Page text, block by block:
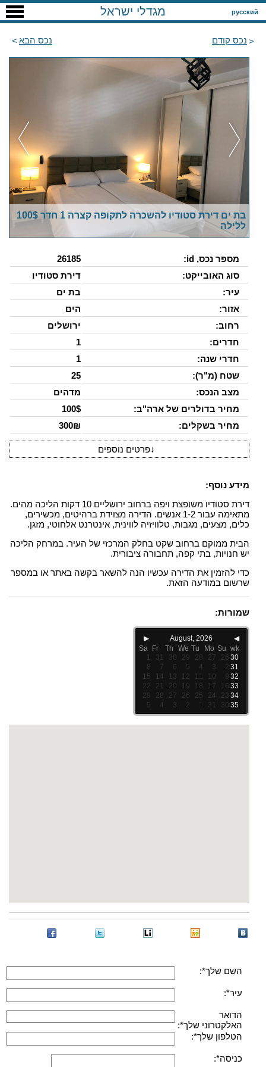
русский מגדלי ישראל
נכס קודם נכס הבא
בת ים דירת סטודיו להשכרה לתקופה קצרה 1 חדר 100$
ללילה
מספר נכס, id:
26185
סוג האובייקט:
דירת סטודיו
עיר:
בת ים
אזור:
הים
רחוב:
ירושלים
חדרים:
1
חדרי שנה:
1
שטח (מ"ר):
25
מצב הנכס:
מדהים
מחיר בדולרים של ארה"ב:
100$
מחיר בשקלים:
300₪
↓פרטים נוספים
מידע נוסף:
דירת סטודיו משופצת ויפה ברחוב ירושליים 10 דקות הליכה מהים.
מתאימה עבור 1-2 אנשים. הדירה מצוידת ברהיטים, מכשירים,
כלים, מצעים, מגבות, טלוויזיה לווינית, אינטרנט אלחוטי, מזגן.
הבית ממוקם ברחוב שקט בחלק המרכזי של העיר. במרחק הליכה
יש חנויות, בתי קפה, תחבורה ציבורית.
כדי להזמין את הדירה עכשיו הנה להשאר בקשה באתר או במספר
שרשום במודעה הזאת.
שמורות:
◀
August, 2026
▶
wk
Su
Mo
Tu
We
Th
Fr
Sa
30
26
27
28
29
30
31
1
31
2
3
4
5
6
7
8
32
9
10
11
12
13
14
15
33
16
17
18
19
20
21
22
34
23
24
25
26
27
28
29
35
30
31
1
2
3
4
5
השם שלך*:
עיר*:
הדואר
האלקטרוני שלך*:
הטלפון שלך*:
כניסה*: